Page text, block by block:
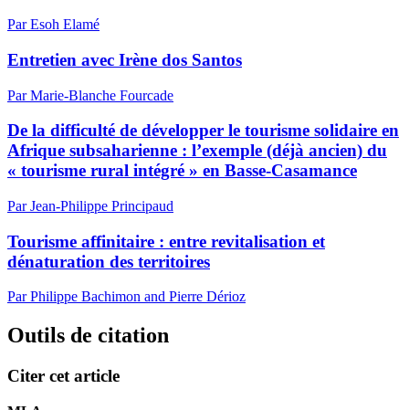
Par Esoh Elamé
Entretien avec Irène dos Santos
Par Marie-Blanche Fourcade
De la difficulté de développer le tourisme solidaire en
Afrique subsaharienne : l’exemple (déjà ancien) du
« tourisme rural intégré » en Basse-Casamance
Par Jean-Philippe Principaud
Tourisme affinitaire : entre revitalisation et
dénaturation des territoires
Par Philippe Bachimon and Pierre Dérioz
Outils de citation
Citer cet article